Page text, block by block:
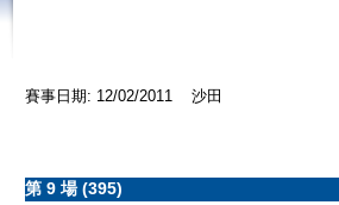
賽事日期: 12/02/2011 沙田
第 9 場 (395)